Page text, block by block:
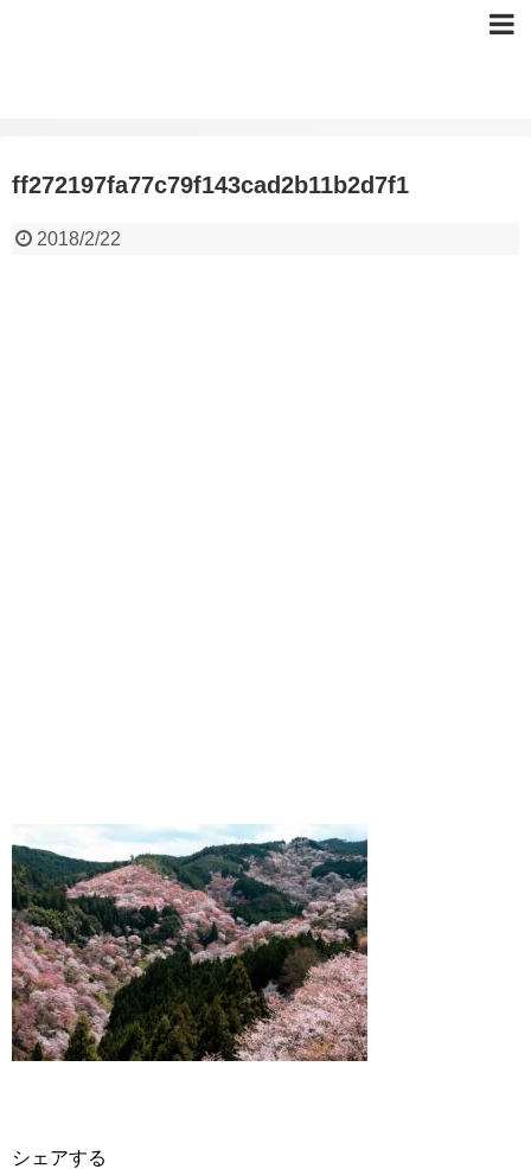
ff272197fa77c79f143cad2b11b2d7f1
2018/2/22
シェアする